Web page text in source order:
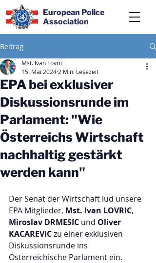
European Police
Association
Beitrag
EPA bei exklusiver
Diskussionsrunde im
Parlament: "Wie
Österreichs Wirtschaft
nachhaltig gestärkt
werden kann"
Mst. Ivan Lovric
15. Mai 2024 2 Min. Lesezeit
Der Senat der Wirtschaft lud unsere
EPA Mitglieder, Mst. Ivan LOVRIC,
Miroslav DRMESIC und Oliver
KACAREVIC zu einer exklusiven
Diskussionsrunde ins
Österreichische Parlament ein.